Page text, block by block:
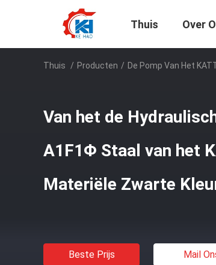
Thuis Over
Thuis / Producten / De Pomp Van Het
Van het de
A1F1Φ Staal van het
Materiële Zwarte
Beste Prijs Mail